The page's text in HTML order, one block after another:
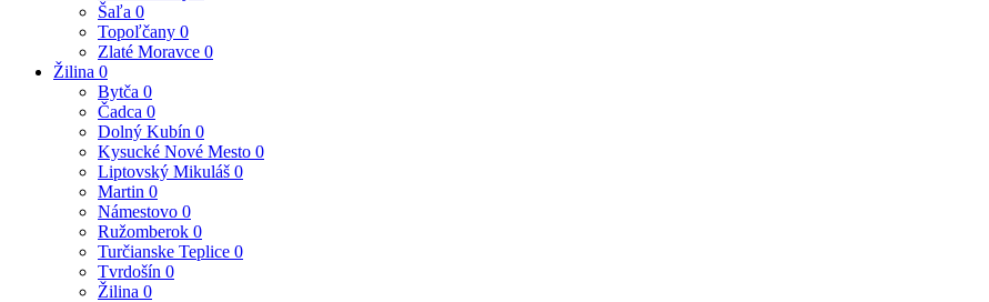
Šaľa 0
Topoľčany 0
Zlaté Moravce 0
Žilina 0
Bytča 0
Čadca 0
Dolný Kubín 0
Kysucké Nové Mesto 0
Liptovský Mikuláš 0
Martin 0
Námestovo 0
Ružomberok 0
Turčianske Teplice 0
Tvrdošín 0
Žilina 0